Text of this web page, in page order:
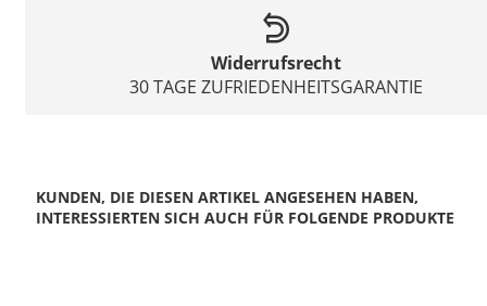
Widerrufsrecht
30 TAGE ZUFRIEDENHEITSGARANTIE
KUNDEN, DIE DIESEN ARTIKEL ANGESEHEN HABEN,
INTERESSIERTEN SICH AUCH FÜR FOLGENDE PRODUKTE